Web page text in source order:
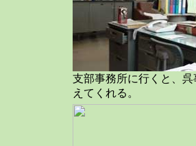
支部事務所に行くと、
えてくれる。